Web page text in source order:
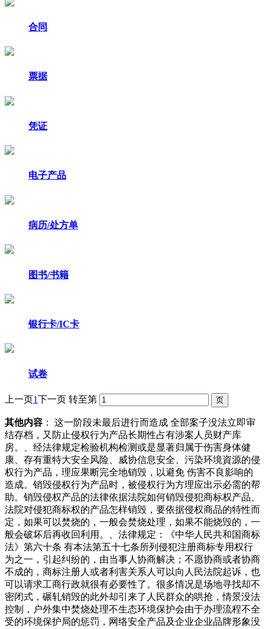
合同
票据
凭证
电子产品
病历/处方单
图书/书籍
银行卡/IC卡
试卷
上一页1下一页 转至第
其他内容 ： 这一阶段未最后进行而造成 全部案子没法立即审
结存档，又防止侵权行为产品长期性占有涉案人员财产库
房。、经法律规定检验机构检测或是显著归属于伤害身体健
康、存有重特大安全风险、威协信息安全、污染环境資源的侵
权行为产品，理应果断完全地销毁，以避免 伤害不良影响的
造成。销毁侵权行为产品时，被侵权行为方理应出示必需的帮
助。销毁侵权产品的法律依据法院如何销毁侵犯商标权产品、
法院对侵犯商标权的产品怎样销毁，要依据侵权商品的特性而
定，如果可以焚烧的，一般会焚烧处理，如果不能烧毁的，一
般会破坏后再收回利用。、法律规定：《中华人民共和国商标
法》第六十条 有本法第五十七条所列侵犯注册商标专用权行
为之一，引起纠纷的，由当事人协商解决；不愿协商或者协商
不成的，商标注册人或者利害关系人可以向人民法院起诉，也
可以请求工商行政就很有必要性了。很多情况是场地寻找却不
密闭式，碾轧销毁的此外却引来了人民群众的哄抢，情景没法
控制，户外集中焚烧处理不生态环境保护会由于办理流程不全
受的环境保护局的惩罚，网络安全产品及企业企业品牌形象没